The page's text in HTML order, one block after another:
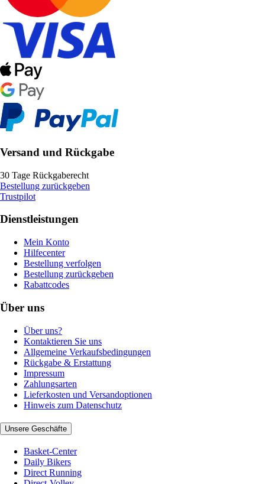
Versand und Rückgabe
30 Tage Rückgaberecht
Bestellung zurückgeben
Trustpilot
Dienstleistungen
Mein Konto
Hilfecenter
Bestellung verfolgen
Bestellung zurückgeben
Rabattcodes
Über uns
Über uns?
Kontaktieren Sie uns
Allgemeine Verkaufsbedingungen
Rückgabe & Erstattung
Impressum
Zahlungsarten
Lieferkosten und Versandoptionen
Hinweis zum Datenschutz
Unsere Geschäfte
Basket-Center
Daily Bikers
Direct Running